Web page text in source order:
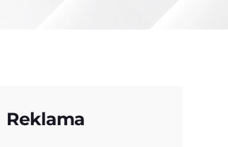
Reklama